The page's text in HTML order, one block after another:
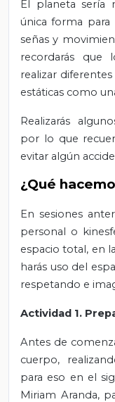
El planeta sería
única forma
señas y
recordarás que
realizar
estáticas como
Realizarás
por lo que
evitar algún
¿Qué
En sesiones
personal o
espacio total, en
harás uso del
respetando e
Actividad 1.
Antes de
cuerpo,
para eso en el
Miriam Aranda,